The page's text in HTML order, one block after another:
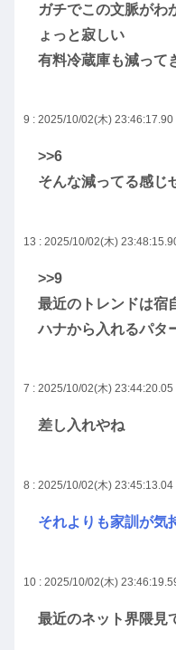
ガチでこの文脈がわ
ょっと寂しい
有料冷蔵庫も減って
9 : 2025/10/02(木) 23:46:17.90
>>6
そんな減ってる感じ
13 : 2025/10/02(木)
>>9
最近のトレンドは宿
ハナから入れるパタ
7 : 2025/10/02(木) 23:44:20.05
差し入れやね
8 : 2025/10/02(木) 23:45:13.04
それよりも家訓が気
10 : 2025/10/02(木)
最近のネット界隈見